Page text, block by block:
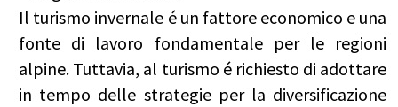
Il turismo invernale é un fattore economico e una
fonte di lavoro fondamentale per le regioni
alpine. Tuttavia, al turismo é richiesto di adottare
in tempo delle strategie per la diversificazione